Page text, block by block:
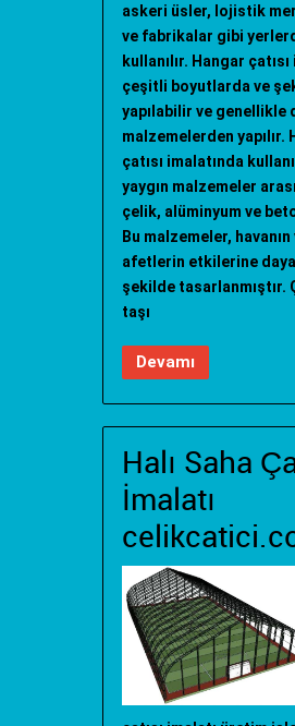
askeri üsler, lojistik
ve fabrikalar gibi
kullanılır. Hangar çatısı
çeşitli boyutlarda ve
yapılabilir ve genellikle
malzemelerden yapılır.
çatısı imalatında
yaygın malzemeler
çelik, alüminyum ve
Bu malzemeler, havanın
afetlerin etkilerine
şekilde tasarlanmıştır.
taşı
Devamı
Halı Saha
İmalatı